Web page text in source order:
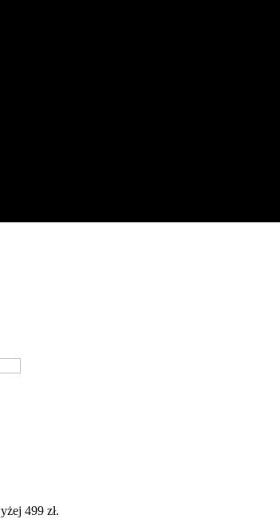
499 zł.